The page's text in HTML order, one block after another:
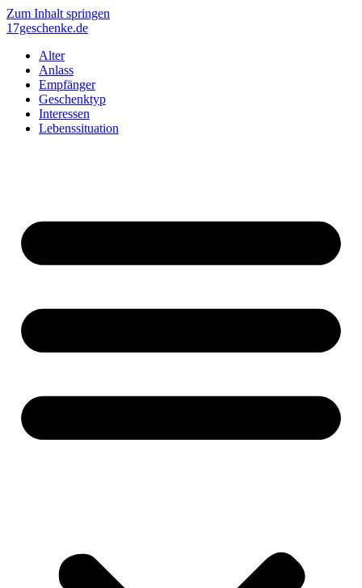
Zum Inhalt springen
17geschenke.de
Alter
Anlass
Empfänger
Geschenktyp
Interessen
Lebenssituation